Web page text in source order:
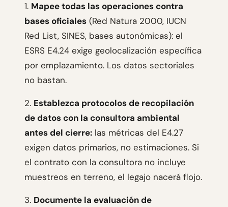
1. Mapee todas las operaciones contra
bases oficiales (Red Natura 2000, IUCN
Red List, SINES, bases autonómicas): el
ESRS E4.24 exige geolocalización específica
por emplazamiento. Los datos sectoriales
no bastan.
2. Establezca protocolos de recopilación
de datos con la consultora ambiental
antes del cierre: las métricas del E4.27
exigen datos primarios, no estimaciones. Si
el contrato con la consultora no incluye
muestreos en terreno, el legajo nacerá flojo.
3. Documente la evaluación de